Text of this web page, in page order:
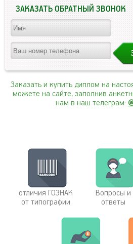
ЗАКАЗАТЬ ОБРАТНЫЙ ЗВОНОК
Заказать и купить диплом на
можете на сайте, заполнив
нам в наш телеграм:
отличия ГОЗНАК
от типографии
Вопросы и
ответы